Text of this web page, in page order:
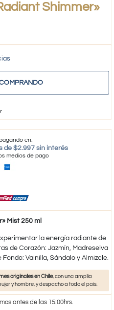
Shimmer»
en:
de $2.997 sin interés
medios de pago
Mist 250 ml
la energía radiante de
de Corazón: Jazmín, Madreselva
Vainilla, Sándalo y Almizcle.
originales en Chile, con una amplia
y hombre, y despacho a todo el país.
antes de las 15:00hrs.